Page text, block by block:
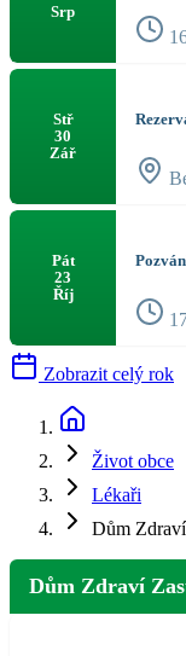
Srp
Stř
30
Zář
Pát
23
Říj
Zobrazit celý rok
Život obce
Lékaři
Dům
Dům Zdraví